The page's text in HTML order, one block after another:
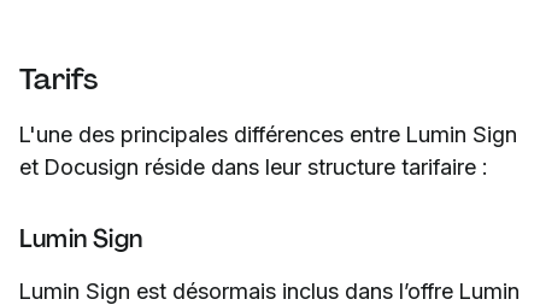
Tarifs
L'une des principales différences entre Lumin Sign
et Docusign réside dans leur structure tarifaire :
Lumin Sign
Lumin Sign est désormais inclus dans l’offre Lumin